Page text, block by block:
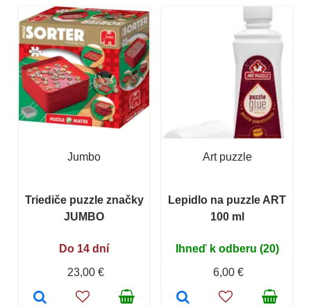
Jumbo
Triediče puzzle značky
JUMBO
Do 14 dní
23,00 €
Art puzzle
Lepidlo na puzzle ART
100 ml
Ihneď k odberu (20)
6,00 €